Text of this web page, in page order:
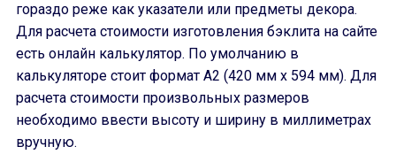
гораздо реже как указатели или предметы декора.
Для расчета стоимости изготовления бэклита на сайте
есть онлайн калькулятор. По умолчанию в
калькуляторе стоит формат А2 (420 мм х 594 мм). Для
расчета стоимости произвольных размеров
необходимо ввести высоту и ширину в миллиметрах
вручную.